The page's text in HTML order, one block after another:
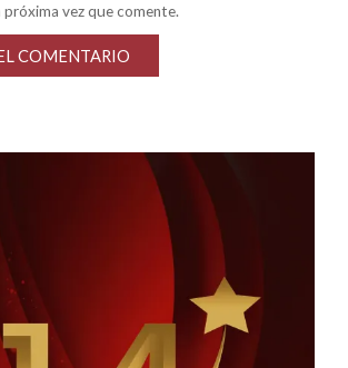
próxima vez que comente.